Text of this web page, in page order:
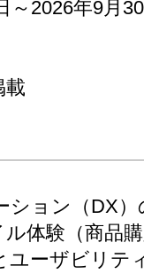
～2026年9月
載
ョン（DX
体験（商品
ーザビリテ